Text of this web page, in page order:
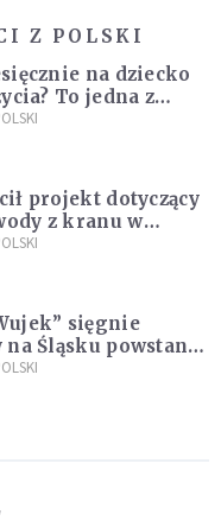
Z POLSKI
na dziecko
To jedna z
"Rozwój
projekt dotyczący
z kranu w
sięgnie
na Śląsku powstanie